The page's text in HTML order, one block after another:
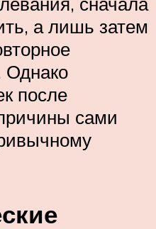
а лишь затем
Однако
после
сами